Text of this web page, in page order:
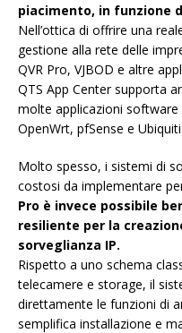
piacimento, in funzione
Nell’ottica di offrire una
gestione alla rete delle
QVR Pro, VJBOD e altre
QTS App Center supporta
molte applicazioni
OpenWrt, pfSense e
Molto spesso, i sistemi di
costosi da implementare
Pro è invece possibile
resiliente per la
sorveglianza IP.
Rispetto a uno schema
telecamere e storage, il
direttamente le funzioni di
semplifica installazione e